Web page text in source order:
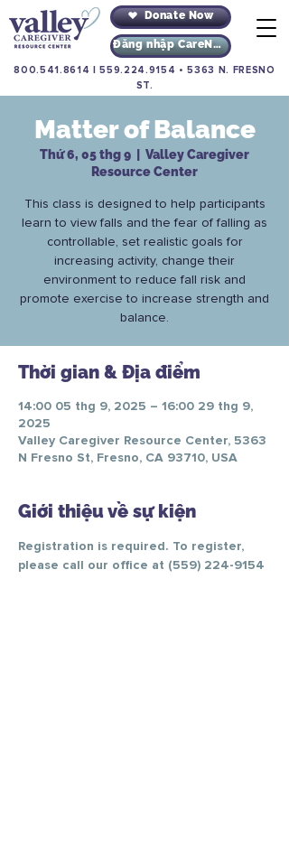
Donate Now
Đăng nhập CareNav
800.541.8614 |559.224.9154 •5363 N. FRESNO
ST.
Matter of Balance
Thứ 6, 05 thg 9
Valley Caregiver
Resource Center
This class is designed to help participants
learn to view falls and the fear of falling as
controllable, set realistic goals for
increasing activity, change their
environment to reduce fall risk and
promote exercise to increase strength and
balance.
Thời gian & Địa điểm
14:00 05 thg 9, 2025 – 16:00 29 thg 9,
2025
Valley Caregiver Resource Center, 5363
N Fresno St, Fresno, CA 93710, USA
Giới thiệu về sự kiện
Registration is required. To register,
please call our office at (559) 224-9154